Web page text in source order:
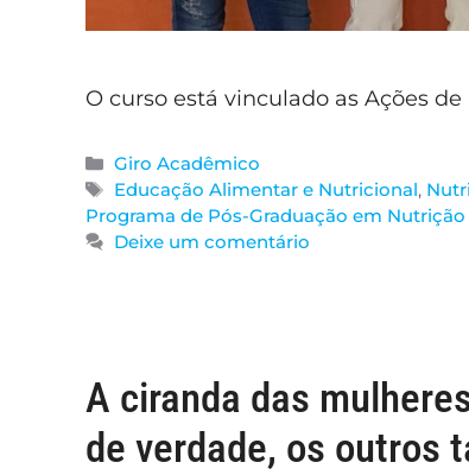
O curso está vinculado as Ações
Giro Acadêmico
Educação Alimentar e Nutricional,
Programa de Pós-Graduação em
Deixe um comentário
A ciranda das
de verdade, os outros